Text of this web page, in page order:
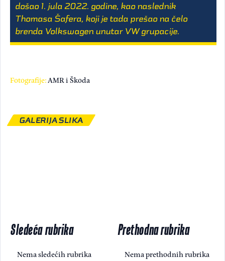
došao 1. jula 2022. godine, kao naslednik
Thomasa Šafera, koji je tada prešao na čelo
brenda Volkswagen unutar VW grupacije.
Fotografije:AMR i Škoda
GALERIJA SLIKA
Sledeća rubrika
Nema sledećih rubrika
Prethodna rubrika
Nema prethodnih rubrika